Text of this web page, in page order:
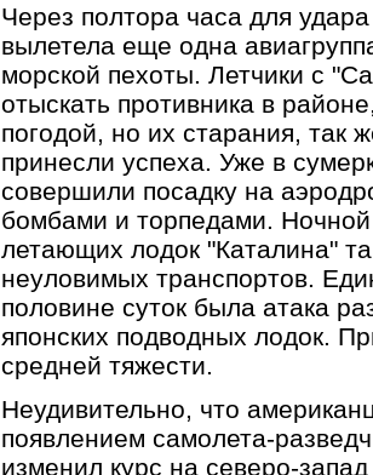
Через полтора часа для
вылетела еще одна
морской пехоты. Летчики с
отыскать противника в
погодой, но их старания, так
принесли успеха. Уже в
совершили посадку на
бомбами и торпедами. Ночной
летающих лодок "Каталина"
неуловимых транспортов.
половине суток была атака
японских подводных лодок.
средней тяжести.
Неудивительно, что
появлением самолета-
изменил курс на северо-